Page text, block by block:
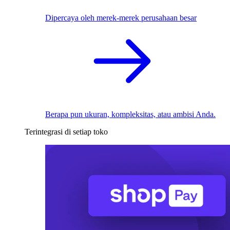
Dipercaya oleh merek-merek perusahaan besar
Berapa pun ukuran, kompleksitas, atau ambisi Anda.
Terintegrasi di setiap toko